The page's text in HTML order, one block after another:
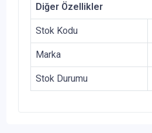
Diğer Özellikler
Stok Kodu
Marka
Stok Durumu